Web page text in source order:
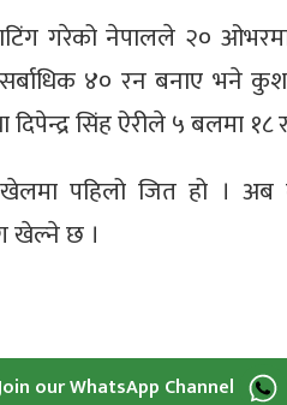
गरेको नेपालले २०
४० रन बनाए
सिंह ऐरीले ५ बलमा १८
खेलमा पहिलो जित हो ।
खेल्ने छ ।
our WhatsApp Channel